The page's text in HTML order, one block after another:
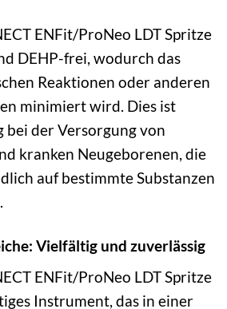
ENFit/ProNeo LDT Spritze
DEHP-frei, wodurch das
Reaktionen oder anderen
minimiert wird. Dies ist
bei der Versorgung von
kranken Neugeborenen, die
auf bestimmte Substanzen
Vielfältig und zuverlässig
ENFit/ProNeo LDT Spritze
Instrument, das in einer